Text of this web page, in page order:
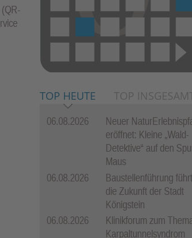
TOP HEUTE TOP
06.08.2026
Neuer
eröffnet: Kleine „Wald-
Detektive“ auf den
Maus
06.08.2026
Baustellenführung
die Zukunft der Stadt
Königstein
06.08.2026
Klinikforum zum
Karpaltunnelsyndrom